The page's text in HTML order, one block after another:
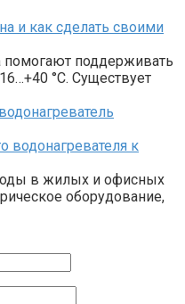
и как сделать своими
помогают поддерживать
°C. Существует
водонагревателя к
в жилых и офисных
оборудование,